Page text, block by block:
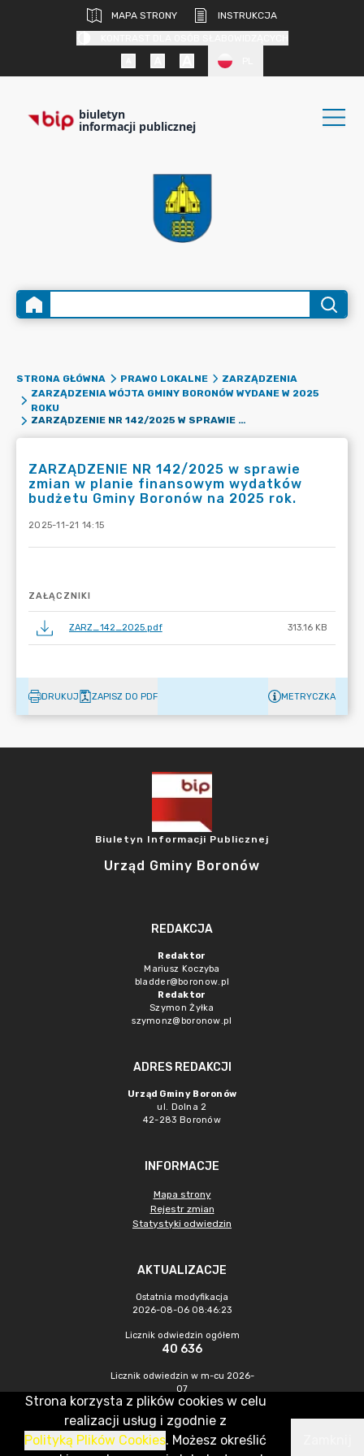
MAPA STRONY
INSTRUKCJA
biuletyn
informacji publicznej
STRONA GŁÓWNA PRAWO LOKALNE
ZARZĄDZENIA
ZARZĄDZENIA WÓJTA GMINY BORONÓW WYDANE W 2025
ROKU
ZARZĄDZENIE NR 142/2025 W SPRAWIE ZMIAN W PLANIE FINANSOWYM WYDATKÓW BUDŻETU GMINY BORONÓW NA 2025 ROK.
ZARZĄDZENIE NR 142/2025 w sprawie
zmian w planie finansowym wydatków
budżetu Gminy Boronów na 2025 rok.
2025-11-21 14:15
ZAŁĄCZNIKI
ZARZ_142_2025.pdf 313.16 KB
DRUKUJ ZAPISZ DO PDF METRYCZKA
Biuletyn Informacji Publicznej
Urząd Gminy Boronów
REDAKCJA
Redaktor
Mariusz Koczyba
bladder@boronow.pl
Redaktor
Szymon Żyłka
szymonz@boronow.pl
ADRES REDAKCJI
Urząd Gminy Boronów
ul. Dolna 2
42-283 Boronów
INFORMACJE
Mapa strony
Rejestr zmian
Statystyki odwiedzin
AKTUALIZACJE
Ostatnia modyfikacja
2026-08-06 08:46:23
Licznik odwiedzin ogółem
40 636
Licznik odwiedzin w m-cu 2026-
07
273
CMS & Hosting: Nefeni Sp. z o.o.
Strona korzysta z plików cookies w celu
realizacji usług i zgodnie z
Polityką Plików Cookies. Możesz określić